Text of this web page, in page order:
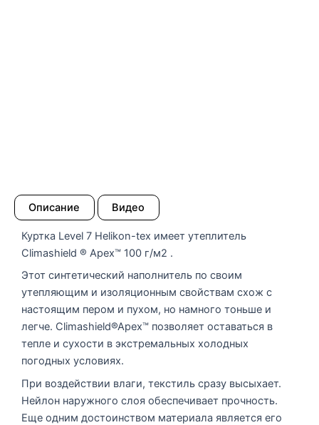
Описание Видео
Куртка Level 7 Helikon-tex имеет утеплитель
Climashield ® Apex™ 100 г/м2 .
Этот синтетический наполнитель по своим
утепляющим и изоляционным свойствам схож с
настоящим пером и пухом, но намного тоньше и
легче. Climashield®Apex™ позволяет оставаться в
тепле и сухости в экстремальных холодных
погодных условиях.
При воздействии влаги, текстиль сразу высыхает.
Нейлон наружного слоя обеспечивает прочность.
Еще одним достоинством материала является его